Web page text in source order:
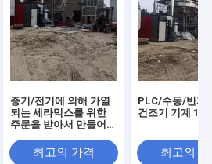
증기/전기에 의해 가열
되는 세라믹스를 위한
주문을 받아서 만들어진
최고의 가격
PLC/수동/반자
건조기 기계 1년
최고의